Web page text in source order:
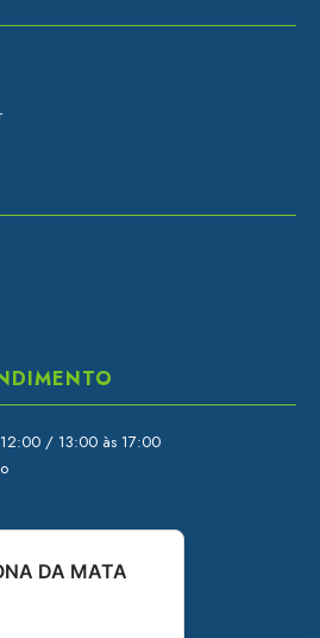
/ 13:00 às 17:00
DA MATA